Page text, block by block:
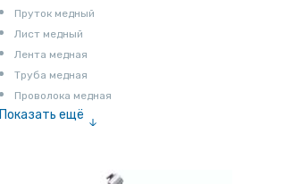
Пруток медный
Лист медный
Лента медная
Труба медная
Проволока медная
Показать ещё